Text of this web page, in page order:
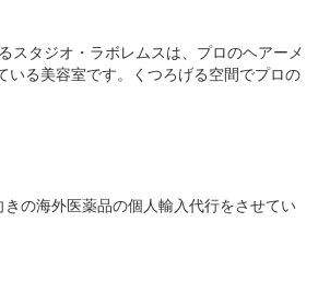
スタジオ・ラボレムスは、プロのヘアーメ
いる美容室です。くつろげる空間でプロの
きの海外医薬品の個人輸入代行をさせてい